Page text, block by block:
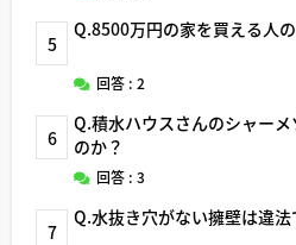
5
Q.8500万円の家を買える人
回答 : 2
6
Q.積水ハウスさんのシャー
のか？
回答 : 3
7
Q.水抜き穴がない擁壁は違法